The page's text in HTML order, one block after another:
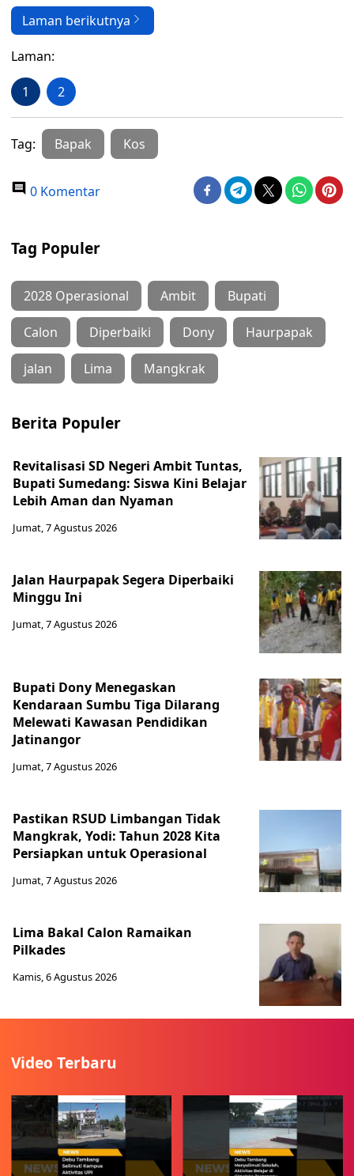
Laman berikutnya
Laman:
1 2
Tag: Bapak Kos
0 Komentar
Tag Populer
2028 Operasional Ambit Bupati
Calon Diperbaiki Dony Haurpapak
jalan Lima Mangkrak
Berita Populer
Revitalisasi SD Negeri Ambit Tuntas,
Bupati Sumedang: Siswa Kini Belajar
Lebih Aman dan Nyaman
Jumat, 7 Agustus 2026
Jalan Haurpapak Segera Diperbaiki
Minggu Ini
Jumat, 7 Agustus 2026
Bupati Dony Menegaskan
Kendaraan Sumbu Tiga Dilarang
Melewati Kawasan Pendidikan
Jatinangor
Jumat, 7 Agustus 2026
Pastikan RSUD Limbangan Tidak
Mangkrak, Yodi: Tahun 2028 Kita
Persiapkan untuk Operasional
Jumat, 7 Agustus 2026
Lima Bakal Calon Ramaikan
Pilkades
Kamis, 6 Agustus 2026
Video Terbaru